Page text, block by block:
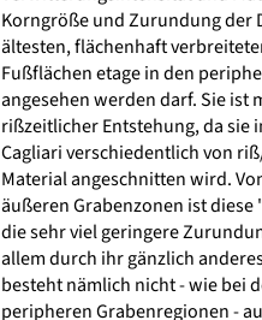
Korngröße und Zurundung der
ältesten, flächenhaft
Fußflächen etage in den
angesehen werden darf. Sie ist
rißzeitlicher Entstehung, da sie
Cagliari verschiedentlich von
Material angeschnitten wird.
äußeren Grabenzonen ist
die sehr viel geringere
allem durch ihr gänzlich
besteht nämlich nicht - wie bei
peripheren Grabenregionen -